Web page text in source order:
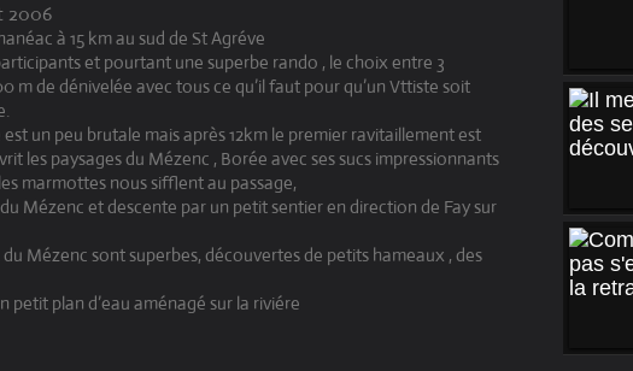
2006
à 15 km au sud de St Agréve
et pourtant une superbe rando , le choix entre 3
m de dénivelée avec tous ce qu’il faut pour qu’un Vttiste soit
un peu brutale mais après 12km le premier ravitaillement est
les paysages du Mézenc , Borée avec ses sucs impressionnants
marmottes nous sifflent au passage,
Mézenc et descente par un petit sentier en direction de Fay sur
du Mézenc sont superbes, découvertes de petits hameaux , des
petit plan d’eau aménagé sur la riviére